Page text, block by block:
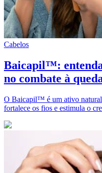
Cabelos
Baicapil™: entenda
no combate à
O Baicapil™ é um ativo natural
fortalece os fios e estimula o